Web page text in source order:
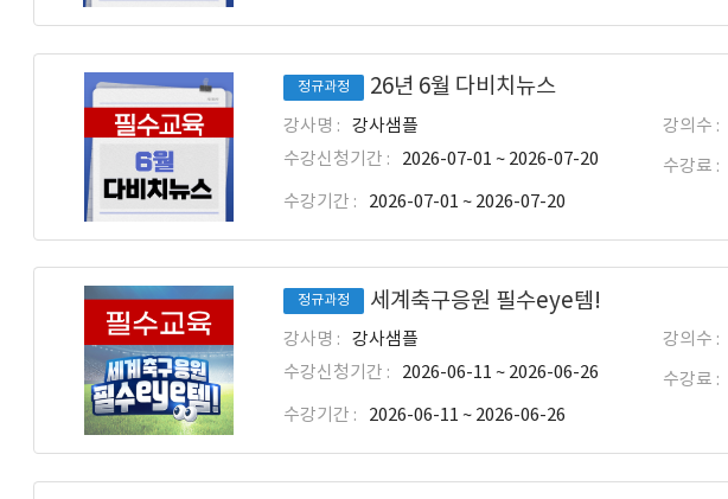
정규과정 26년 6월 다비치뉴스
강사명 : 강사샘플 강의수 :
수강신청기간 :
2026-07-01 ~ 2026-07-20 수강료 :
수강기간 : 2026-07-01 ~ 2026-07-20
정규과정 세계축구응원 필수eye템!
강사명 : 강사샘플 강의수 :
수강신청기간 :
2026-06-11 ~ 2026-06-26 수강료 :
수강기간 : 2026-06-11 ~ 2026-06-26